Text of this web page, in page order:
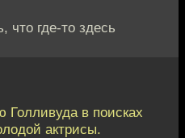
что где-то здесь
в поисках
актрисы.